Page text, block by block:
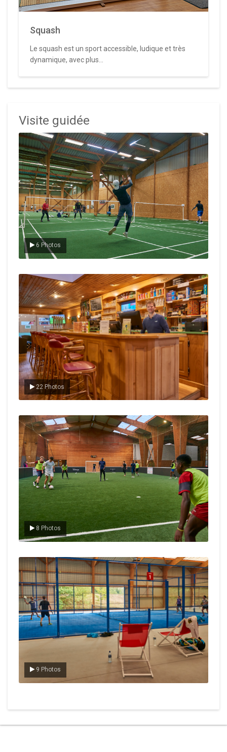
Squash
Le squash est un sport accessible, ludique et très
dynamique, avec plus...
Visite guidée
6 Photos
Le badminton
22 Photos
Le Club
8 Photos
Le foot en salle
9 Photos
Le padel